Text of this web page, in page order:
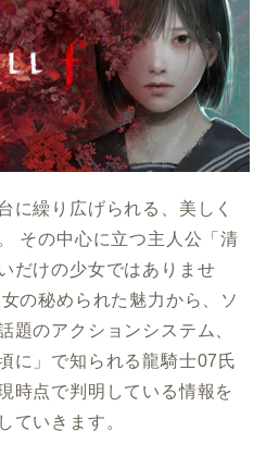
に繰り広げられる、美しく
その中心に立つ主人公「清
だけの少女ではありませ
の秘められた魅力から、ソ
題のアクションシステム、
に」で知られる龍騎士07氏
時点で判明している情報を
ていきます。